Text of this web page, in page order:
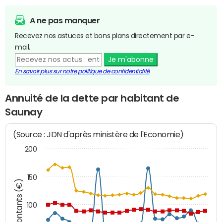
A ne pas manquer
Recevez nos astuces et bons plans directement par e-
mail.
Je m'abonne
En savoir plus sur notre politique de confidentialité
Annuité de la dette par habitant de
Saunay
Montants (€)
(Source : JDN d'après ministère de l'Economie)
100
150
200